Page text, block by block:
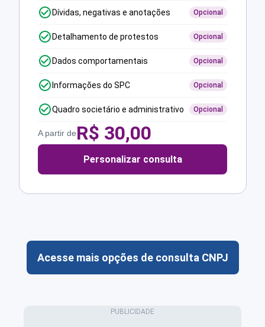
Dívidas, negativas e anotações Opcional
Detalhamento de protestos Opcional
Dados comportamentais Opcional
Informações do SPC Opcional
Quadro societário e administrativo Opcional
A partir deR$ 30,00
Personalizar consulta
Acesse mais opções de consulta CNPJ